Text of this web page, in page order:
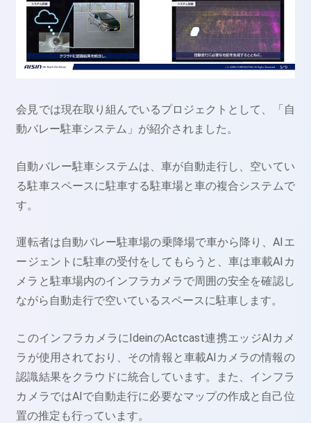
会見では現在取り組んでいるプロジェクトとして、「自
動バレー駐車システム」が紹介されました。
自動バレー駐車システムは、車が自動走行し、空いてい
る駐車スペースに駐車する駐車場と車の複合システムで
す。
運転者は自動バレー駐車場の乗降場で車から降り、AIエ
ージェントに駐車の受付をしてもらうと、車は車載AIカ
メラと駐車場内のインフラカメラで周囲の安全を確認し
ながら自動走行で空いているスペースに駐車します。
このインフラカメラにIdeinのActcast連携エッジAIカメ
ラが使用されており、その情報と車載AIカメラの情報の
認識結果をクラウドに統合しています。また、インフラ
カメラではAIで自動走行に必要なマップの作成と自己位
置の推定も行っています。